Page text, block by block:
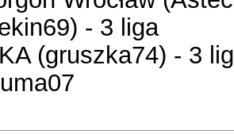
- 3 liga
(gruszka74) - 3